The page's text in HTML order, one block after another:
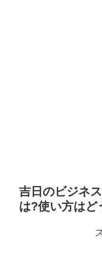
吉日のビジネ
は?使い方はど